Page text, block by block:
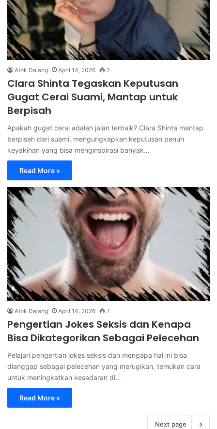
Atok Dalang April 14, 2026 2
Clara Shinta Tegaskan Keputusan
Gugat Cerai Suami, Mantap untuk
Berpisah
Apakah gugat cerai adalah jalan terbaik? Clara Shinta mantap
berpisah dari suami, mengungkapkan keputusan penuh
keyakinan yang bisa menginspirasi banyak…
Read More »
Atok Dalang April 14, 2026 7
Pengertian Jokes Seksis dan Kenapa
Bisa Dikategorikan Sebagai Pelecehan
Pelajari pengertian jokes seksis dan mengapa hal ini bisa
dianggap sebagai pelecehan yang merugikan, temukan cara
untuk meningkatkan kesadaran di…
Read More »
Next page